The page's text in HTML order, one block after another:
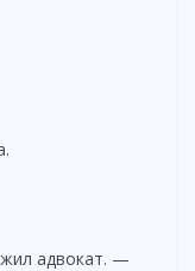
адвокат. —